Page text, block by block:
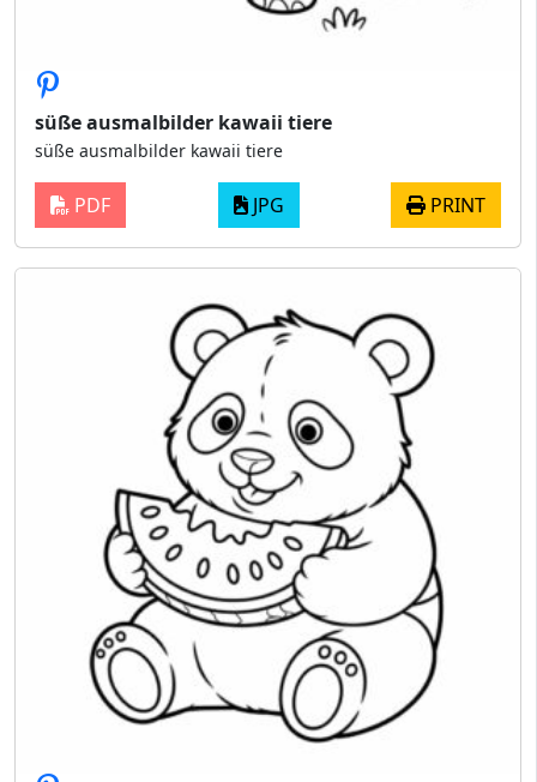
süße ausmalbilder kawaii tiere
süße ausmalbilder kawaii tiere
PDF JPG PRINT